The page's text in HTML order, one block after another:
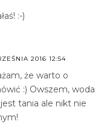
:-)
2016 12:54
że warto o
:) Owszem, woda
tania ale nikt nie